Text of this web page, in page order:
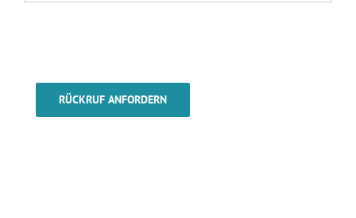
RÜCKRUF ANFORDERN